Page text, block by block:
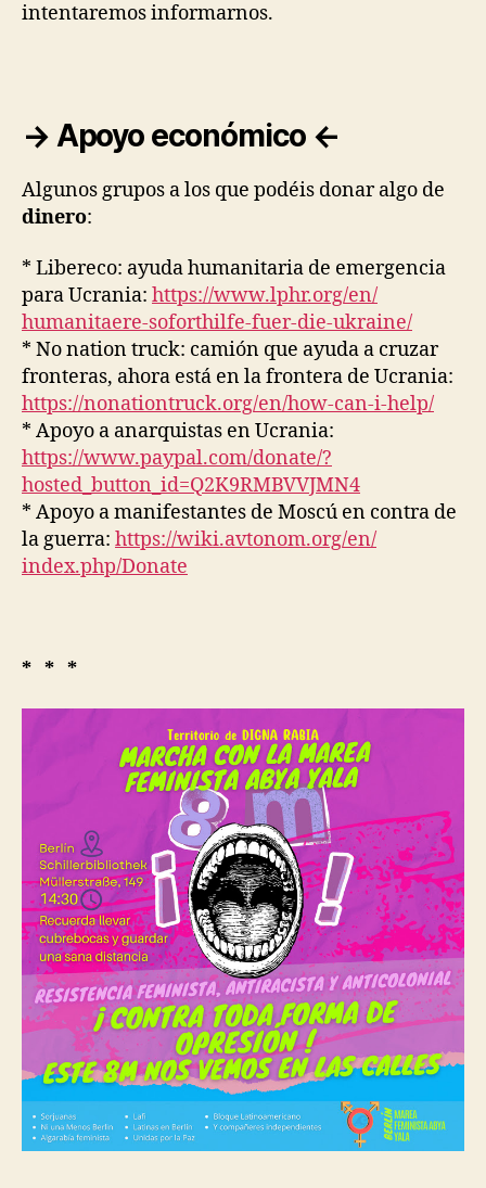
intentaremos informarnos.
→ Apoyo económico ←
Algunos grupos a los que podéis donar algo de
dinero:
* Libereco: ayuda humanitaria de emergencia
para Ucrania: https://www.lphr.org/en/
humanitaere-soforthilfe-fuer-die-ukraine/
* No nation truck: camión que ayuda a cruzar
fronteras, ahora está en la frontera de Ucrania:
https://nonationtruck.org/en/how-can-i-help/
* Apoyo a anarquistas en Ucrania:
https://www.paypal.com/donate/?
hosted_button_id=Q2K9RMBVVJMN4
* Apoyo a manifestantes de Moscú en contra de
la guerra: https://wiki.avtonom.org/en/
index.php/Donate
* * *